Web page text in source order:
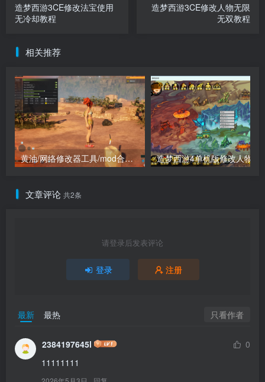
造梦西游3CE修改法宝使用
无冷却教程
造梦西游3CE修改人物无限
无双教程
相关推荐
黄油/网络修改器工具/mod合集（点进来查看）
文章评论 共2条
请登录后发表评论
登录 注册
最新 最热 只看作者
2384197645l
0
11111111